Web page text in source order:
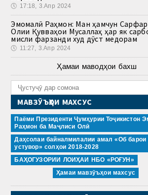
🕔 17:18, 3.Апр 2024
Эмомалӣ Раҳмон: Ман ҳамчун
Олии Қувваҳои Мусаллаҳ ҳар як
мисли фарзанди худ дӯст медорам
🕔 11:27, 3.Апр 2024
Ҳамаи маводҳои бахш
МАВЗӮЪҲОИ МАХСУС
Паёми Президенти Ҷумҳурии Тоҷикистон
Раҳмон ба Маҷлиси Олӣ
Даҳсолаи байналмилалии амал «Об
устувор» солҳои 2018-2028
БАҲОГУЗОРИИ ЛОИҲАИ НБО «РОҒУН»
Ҳамаи мавзӯъҳои махсус